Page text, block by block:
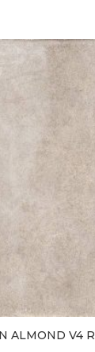
ALMOND V4 R